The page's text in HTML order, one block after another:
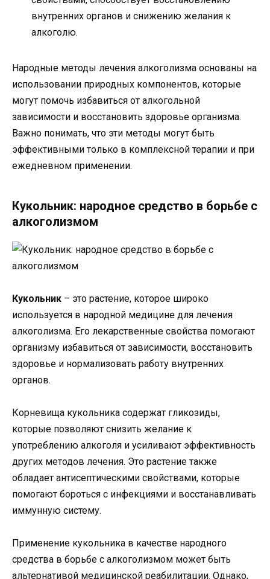
внутренних органов и снижению желания к
алкоголю.
Народные методы лечения алкоголизма основаны на
использовании природных компонентов, которые
могут помочь избавиться от алкогольной
зависимости и восстановить здоровье организма.
Важно понимать, что эти методы могут быть
эффективными только в комплексной терапии и при
ежедневном применении.
Кукольник: народное средство в борьбе с
алкоголизмом
Кукольник – это растение, которое широко
используется в народной медицине для лечения
алкоголизма. Его лекарственные свойства помогают
организму избавиться от зависимости, восстановить
здоровье и нормализовать работу внутренних
органов.
Корневища кукольника содержат гликозиды,
которые позволяют снизить желание к
употреблению алкоголя и усиливают эффективность
других методов лечения. Это растение также
обладает антисептическими свойствами, которые
помогают бороться с инфекциями и восстанавливать
иммунную систему.
Применение кукольника в качестве народного
средства в борьбе с алкоголизмом может быть
альтернативой медицинской реабилитации. Однако,